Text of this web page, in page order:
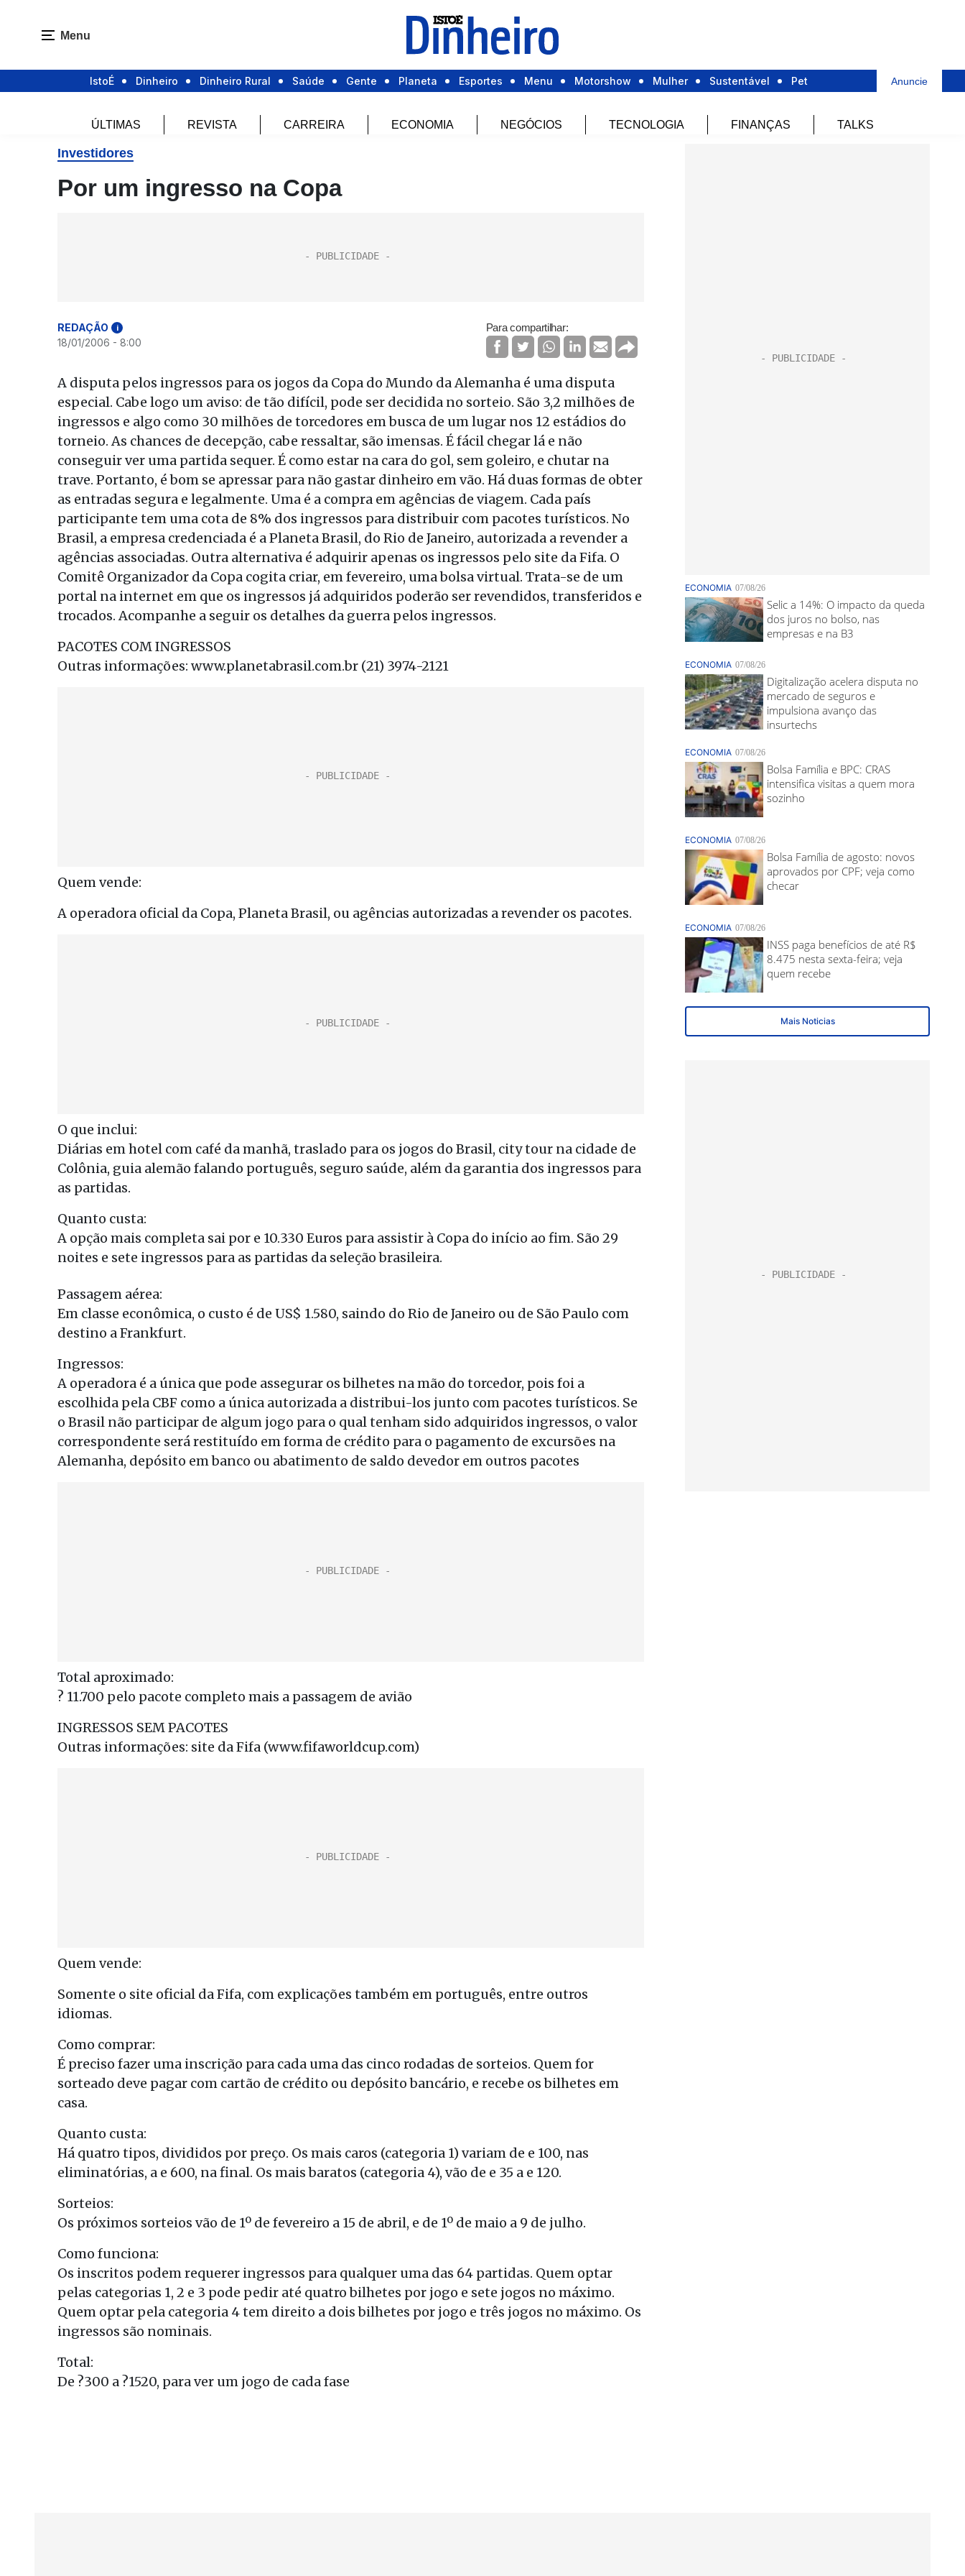
Menu
IstoÉ Dinheiro Dinheiro Rural Saúde Gente Planeta Esportes Menu Motorshow Mulher Sustentável Pet Anuncie
ÚLTIMAS REVISTA CARREIRA ECONOMIA NEGÓCIOS TECNOLOGIA FINANÇAS TALKS
Investidores
Por um ingresso na Copa
REDAÇÃO i
18/01/2006 - 8:00
Para compartilhar:
A disputa pelos ingressos para os jogos da Copa do Mundo da Alemanha é uma disputa
especial. Cabe logo um aviso: de tão difícil, pode ser decidida no sorteio. São 3,2 milhões de
ingressos e algo como 30 milhões de torcedores em busca de um lugar nos 12 estádios do
torneio. As chances de decepção, cabe ressaltar, são imensas. É fácil chegar lá e não
conseguir ver uma partida sequer. É como estar na cara do gol, sem goleiro, e chutar na
trave. Portanto, é bom se apressar para não gastar dinheiro em vão. Há duas formas de obter
as entradas segura e legalmente. Uma é a compra em agências de viagem. Cada país
participante tem uma cota de 8% dos ingressos para distribuir com pacotes turísticos. No
Brasil, a empresa credenciada é a Planeta Brasil, do Rio de Janeiro, autorizada a revender a
agências associadas. Outra alternativa é adquirir apenas os ingressos pelo site da Fifa. O
Comitê Organizador da Copa cogita criar, em fevereiro, uma bolsa virtual. Trata-se de um
portal na internet em que os ingressos já adquiridos poderão ser revendidos, transferidos e
trocados. Acompanhe a seguir os detalhes da guerra pelos ingressos.
PACOTES COM INGRESSOS
Outras informações: www.planetabrasil.com.br (21) 3974-2121
Quem vende:
A operadora oficial da Copa, Planeta Brasil, ou agências autorizadas a revender os pacotes.
O que inclui:
Diárias em hotel com café da manhã, traslado para os jogos do Brasil, city tour na cidade de
Colônia, guia alemão falando português, seguro saúde, além da garantia dos ingressos para
as partidas.
Quanto custa:
A opção mais completa sai por e 10.330 Euros para assistir à Copa do início ao fim. São 29
noites e sete ingressos para as partidas da seleção brasileira.
Passagem aérea:
Em classe econômica, o custo é de US$ 1.580, saindo do Rio de Janeiro ou de São Paulo com
destino a Frankfurt.
Ingressos:
A operadora é a única que pode assegurar os bilhetes na mão do torcedor, pois foi a
escolhida pela CBF como a única autorizada a distribui-los junto com pacotes turísticos. Se
o Brasil não participar de algum jogo para o qual tenham sido adquiridos ingressos, o valor
correspondente será restituído em forma de crédito para o pagamento de excursões na
Alemanha, depósito em banco ou abatimento de saldo devedor em outros pacotes
Total aproximado:
? 11.700 pelo pacote completo mais a passagem de avião
INGRESSOS SEM PACOTES
Outras informações: site da Fifa (www.fifaworldcup.com)
Quem vende:
Somente o site oficial da Fifa, com explicações também em português, entre outros
idiomas.
Como comprar:
É preciso fazer uma inscrição para cada uma das cinco rodadas de sorteios. Quem for
sorteado deve pagar com cartão de crédito ou depósito bancário, e recebe os bilhetes em
casa.
Quanto custa:
Há quatro tipos, divididos por preço. Os mais caros (categoria 1) variam de e 100, nas
eliminatórias, a e 600, na final. Os mais baratos (categoria 4), vão de e 35 a e 120.
Sorteios:
Os próximos sorteios vão de 1º de fevereiro a 15 de abril, e de 1º de maio a 9 de julho.
Como funciona:
Os inscritos podem requerer ingressos para qualquer uma das 64 partidas. Quem optar
pelas categorias 1, 2 e 3 pode pedir até quatro bilhetes por jogo e sete jogos no máximo.
Quem optar pela categoria 4 tem direito a dois bilhetes por jogo e três jogos no máximo. Os
ingressos são nominais.
Total:
De ?300 a ?1520, para ver um jogo de cada fase